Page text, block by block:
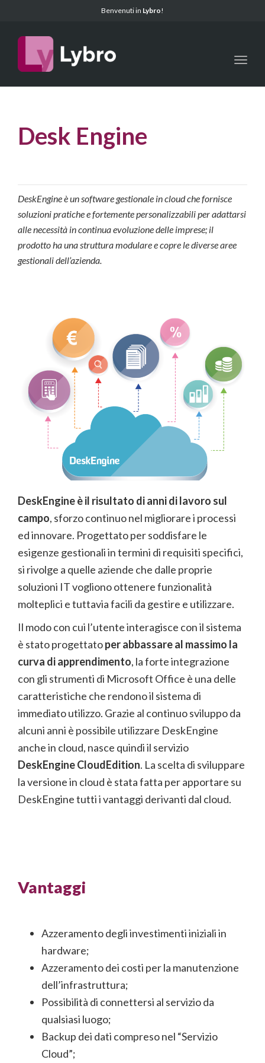
Benvenuti in Lybro!
Desk Engine
DeskEngine è un software gestionale in cloud che fornisce
soluzioni pratiche e fortemente personalizzabili per adattarsi
alle necessità in continua evoluzione delle imprese; il
prodotto ha una struttura modulare e copre le diverse aree
gestionali dell’azienda.
DeskEngine è il risultato di anni di lavoro sul
campo, sforzo continuo nel migliorare i processi
ed innovare. Progettato per soddisfare le
esigenze gestionali in termini di requisiti specifici,
si rivolge a quelle aziende che dalle proprie
soluzioni IT vogliono ottenere funzionalità
molteplici e tuttavia facili da gestire e utilizzare.
Il modo con cui l’utente interagisce con il sistema
è stato progettatoper abbassare al massimo la
curva di apprendimento, la forte integrazione
con gli strumenti di Microsoft Office è una delle
caratteristiche che rendono il sistema di
immediato utilizzo. Grazie al continuo sviluppo da
alcuni anni è possibile utilizzare DeskEngine
anche in cloud, nasce quindi il servizio
DeskEngine CloudEdition. La scelta di sviluppare
la versione in cloud è stata fatta per apportare su
DeskEngine tutti i vantaggi derivanti dal cloud.
Vantaggi
Azzeramento degli investimenti iniziali in
hardware;
Azzeramento dei costi per la manutenzione
dell’infrastruttura;
Possibilità di connettersi al servizio da
qualsiasi luogo;
Backup dei dati compreso nel “Servizio
Cloud”;